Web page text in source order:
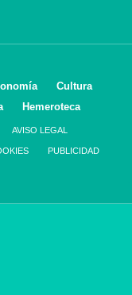
Cultura
Hemeroteca
AVISO LEGAL
PUBLICIDAD